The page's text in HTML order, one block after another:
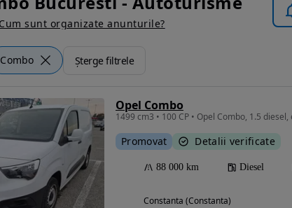
Cum sunt organizate anunturile?
Combo Șterge filtrele
Opel Combo
1499 cm3 • 100 CP • Opel Combo, 1.5
Promovat Detalii verificate
88 000 km Diesel
Constanta (Constanta)